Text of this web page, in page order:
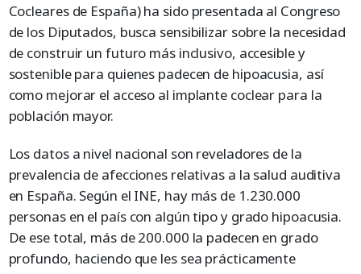
Cocleares de España) ha sido presentada al Congreso
de los Diputados, busca sensibilizar sobre la necesidad
de construir un futuro más inclusivo, accesible y
sostenible para quienes padecen de hipoacusia, así
como mejorar el acceso al implante coclear para la
población mayor.
Los datos a nivel nacional son reveladores de la
prevalencia de afecciones relativas a la salud auditiva
en España. Según el INE, hay más de 1.230.000
personas en el país con algún tipo y grado hipoacusia.
De ese total, más de 200.000 la padecen en grado
profundo, haciendo que les sea prácticamente